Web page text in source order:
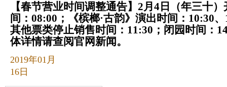
【春节营业时间调整通告】2月4日（年三十
间：08:00；《槟榔·古韵》演出时间：10:30
其他票类停止销售时间：11:30；闭园时间：
体详情请查阅官网新闻。
2019年01月
16日